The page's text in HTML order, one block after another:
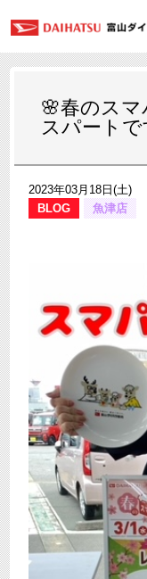
🌸春のスマ
スパートで
2023年03月18日(土)
BLOG
魚津店